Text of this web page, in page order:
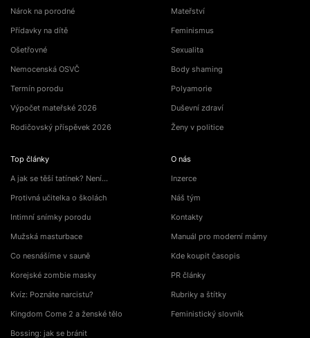
Nárok na porodné
Přídavky na dítě
Ošetřovné
Nemocenská OSVČ
Termín porodu
Výpočet mateřské 2026
Rodičovský příspěvek 2026
Top články
A jak se těší tatínek? Není…
Protivná učitelka o školách
Intimní snímky porodu
Mužská masturbace
Co nesnášíme v sauně
Korejské zombie masky
Kvíz: Poznáte narcistu?
Kingdom Come 2 a ženské tělo
Bossing: jak se bránit
Mateřství
Feminismus
Sexualita
Body shaming
Polyamorie
Duševní zdraví
Ženy v politice
O nás
Inzerce
Náš tým
Kontakty
Manuál pro moderní mámy
Kde koupit časopis
PR články
Rubriky a štítky
Feministický slovník